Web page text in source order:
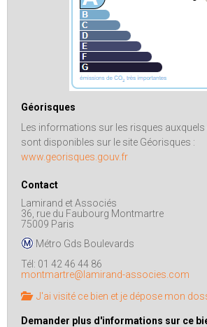
Géorisques
Les informations sur les risques
sont disponibles sur le site Géorisques :
www.georisques.gouv.fr
Contact
Lamirand et Associés
36, rue du Faubourg Montmartre
75009 Paris
Métro Gds Boulevards
Tél: 01 42 46 44 86
montmartre@lamirand-associes.com
J'ai visité ce bien et je dépose mon
Demander plus d'informations sur ce